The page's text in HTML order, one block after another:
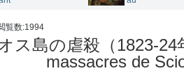
覧数:1994
ス島の虐殺（1823-
massacres de